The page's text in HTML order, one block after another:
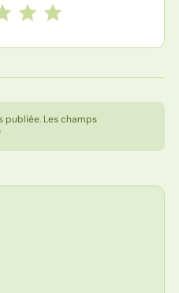
recette de 1 à 5 étoiles
5 étoiles
4 étoiles
3 étoiles
publiée. Les champs